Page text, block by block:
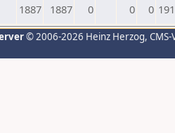
1887 1887 0 0 0
© 2006-2026 Heinz Herzog,